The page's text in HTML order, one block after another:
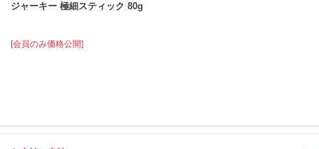
ジャーキー 極細スティック 80g
[会員のみ価格公開]